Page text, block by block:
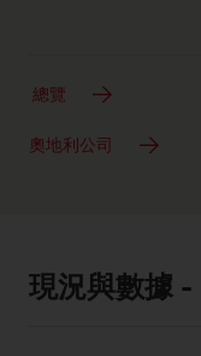
總覽
奧地利公司
facts & figures
現況與數據